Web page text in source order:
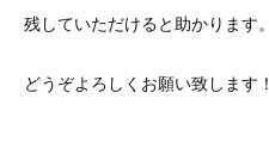
残していただけると助かります。
どうぞよろしくお願い致します！